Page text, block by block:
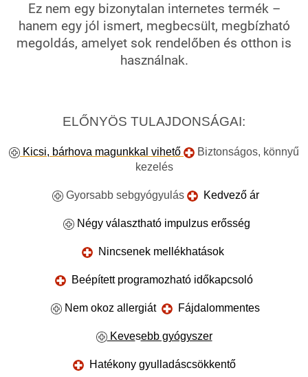
Ez nem egy bizonytalan internetes termék –
hanem egy jól ismert, megbecsült, megbízható
megoldás, amelyet sok rendelőben és otthon is
használnak.
ELŐNYÖS TULAJDONSÁGAI:
Kicsi, bárhova magunkkal vihető
Biztonságos, könnyű
kezelés
Gyorsabb sebgyógyulás Kedvező ár
Négy választható impulzus erősség
Nincsenek mellékhatások
Beépített programozható időkapcsoló
Nem okoz allergiát Fájdalommentes
Kevesebb gyógyszer
Hatékony gyulladáscsökkentő